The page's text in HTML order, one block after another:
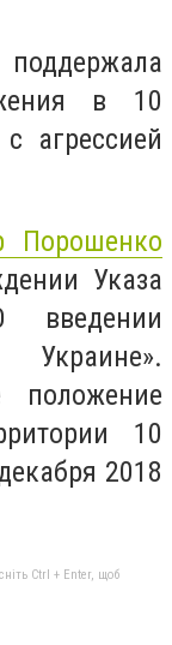
в 10
агрессией
Порошенко
Указа
введении
положение
10
2018
Ctrl + Enter, щоб